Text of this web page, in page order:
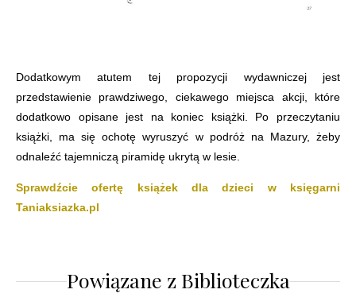
Dodatkowym atutem tej propozycji wydawniczej jest
przedstawienie prawdziwego, ciekawego miejsca akcji, które
dodatkowo opisane jest na koniec książki. Po przeczytaniu
książki, ma się ochotę wyruszyć w podróż na Mazury, żeby
odnaleźć tajemniczą piramidę ukrytą w lesie.
Sprawdźcie ofertę książek dla dzieci w księgarni
Taniaksiazka.pl
Powiązane z Biblioteczka